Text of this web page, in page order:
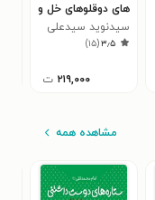
های دوقلوهای خل و
چل ۱
سیدنوید سیدعلی
اکبر۳٫۵(۱۵)
۲۱۹,۰۰۰ ت
مشاهده همه